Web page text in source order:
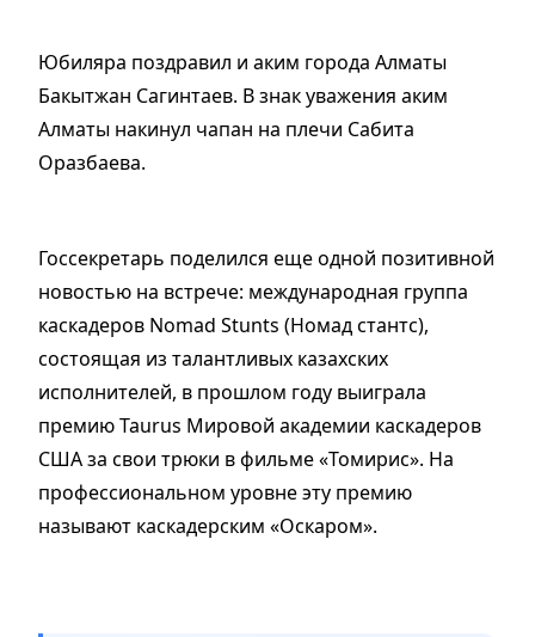
Юбиляра поздравил и аким города Алматы
Бакытжан Сагинтаев. В знак уважения аким
Алматы накинул чапан на плечи Сабита
Оразбаева.
Госсекретарь поделился еще одной позитивной
новостью на встрече: международная группа
каскадеров Nomad Stunts (Номад стантс),
состоящая из талантливых казахских
исполнителей, в прошлом году выиграла
премию Taurus Мировой академии каскадеров
США за свои трюки в фильме «Томирис». На
профессиональном уровне эту премию
называют каскадерским «Оскаром».